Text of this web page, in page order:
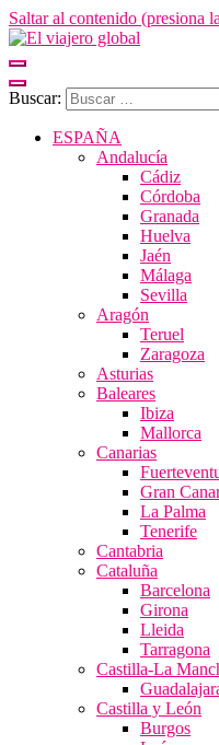
Saltar al contenido (presiona
forma sensorial, desde su
Buscar:
ESPAÑA
Andalucía
Cádiz
Córdoba
Granada
Huelva
Jaén
Málaga
Sevilla
Aragón
Teruel
Zaragoza
Asturias
Baleares
Ibiza
Mallorca
Canarias
Gran
La Palma
Tenerife
Cantabria
Cataluña
Barcelona
Girona
Lleida
Tarragona
Castilla-La
Castilla y León
Burgos